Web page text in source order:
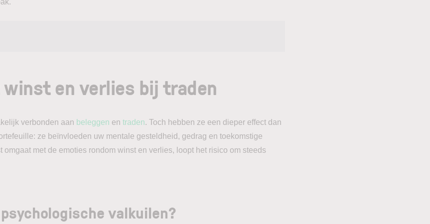
winst en verlies bij traden
verbonden aan beleggen en traden. Toch hebben ze een dieper effect dan
ze beïnvloeden uw mentale gesteldheid, gedrag en toekomstige
omgaat met de emoties rondom winst en verlies, loopt het risico om steeds
valkuilen?